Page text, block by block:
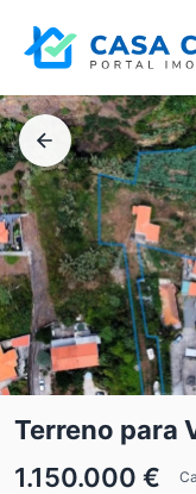
Terreno para
1.150.000 €